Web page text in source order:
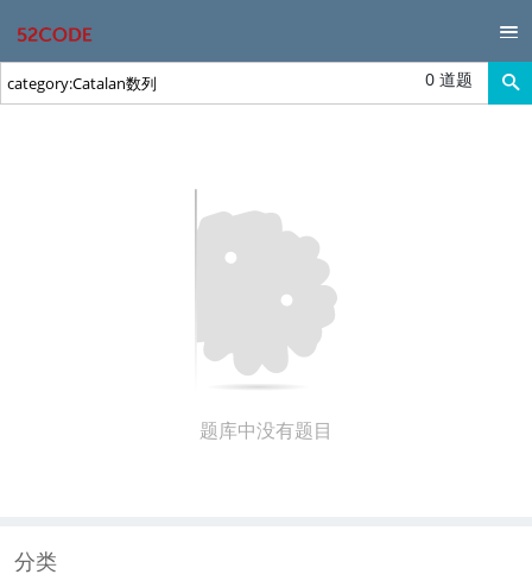
0 道题
题库中没有题目
分类